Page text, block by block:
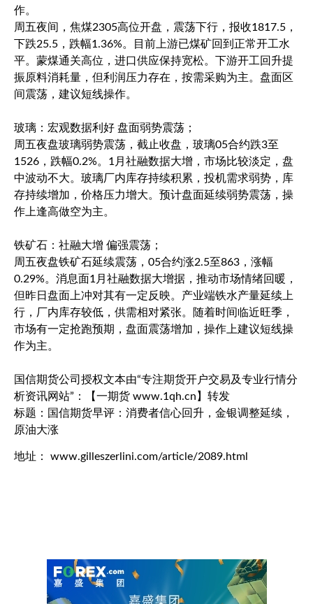
作。
周五夜间，焦煤2305高位开盘，震荡下行，报收1817.5，
下跌25.5，跌幅1.36%。目前上游已煤矿回到正常开工水
平。蒙煤通关高位，进口供应保持宽松。下游开工回升提
振原料消耗量，但利润压力存在，按需采购为主。盘面区
间震荡，建议短线操作。
玻璃：宏观数据利好 盘面弱势震荡；
周五夜盘玻璃弱势震荡，截止收盘，玻璃05合约跌3至
1526，跌幅0.2%。1月社融数据大增，市场比较淡定，盘
中波动不大。玻璃厂内库存持续积累，投机需求弱势，库
存持续增加，价格压力增大。预计盘面延续弱势震荡，操
作上逢高做空为主。
铁矿石：社融大增 偏强震荡；
周五夜盘铁矿石延续震荡，05合约涨2.5至863，涨幅
0.29%。消息面1月社融数据大增据，推动市场情绪回暖，
但昨日盘面上冲对其有一定反映。产业端铁水产量延续上
行，厂内库存较低，供需相对紧张。随着时间临近旺季，
市场有一定抢跑预期，盘面震荡增加，操作上建议短线操
作为主。
国信期货公司授权文本由“专注期货开户交易及专业行情分
析资讯网站”：【一期货 www.1qh.cn】转发
标题：国信期货早评：消费者信心回升，金银调整延续，
原油大涨
地址： www.gilleszerlini.com/article/2089.html